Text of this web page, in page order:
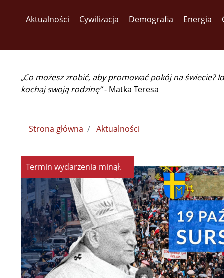
Aktualności Cywilizacja Demografia Energia
„Co możesz zrobić, aby promować pokój na świecie?
kochaj swoją rodzinę”- Matka Teresa
Strona główna Aktualności
Termin wydarzenia minął.